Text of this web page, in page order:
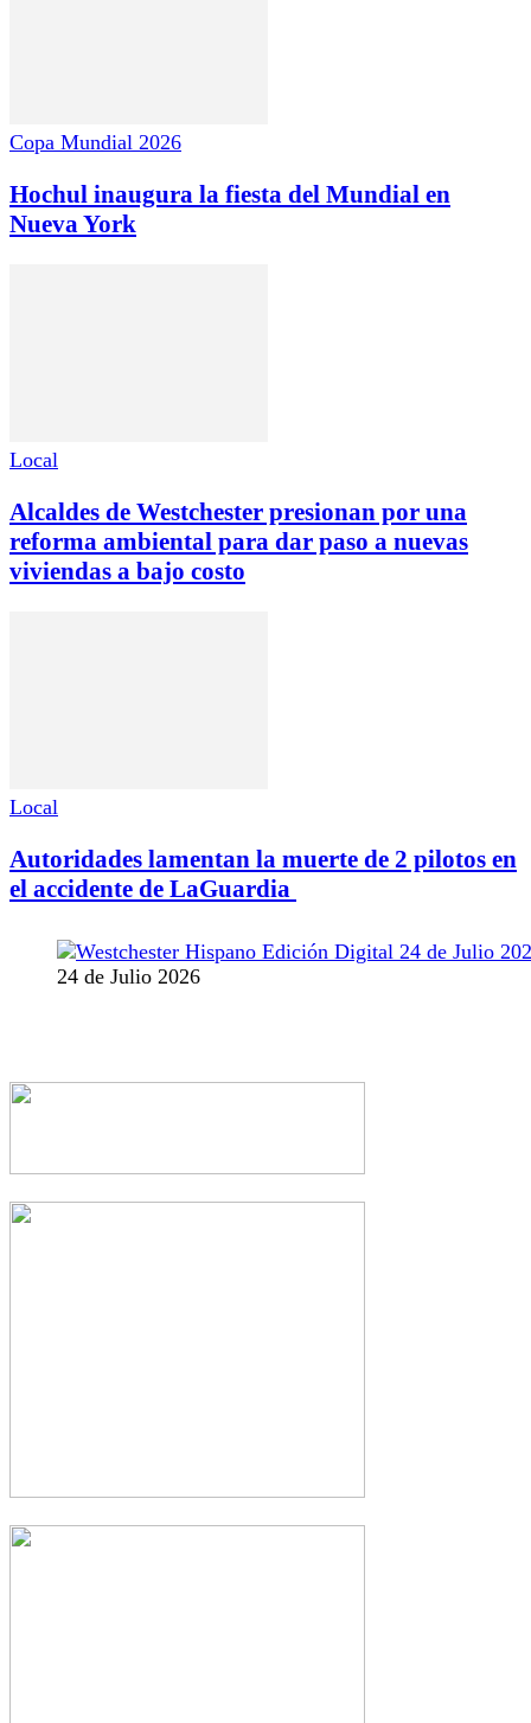
Copa Mundial 2026
Hochul inaugura la fiesta del Mundial en
Nueva York
Local
Alcaldes de Westchester presionan por una
reforma ambiental para dar paso a nuevas
viviendas a bajo costo
Local
Autoridades lamentan la muerte de 2 pilotos en
el accidente de LaGuardia
24 de Julio 2026